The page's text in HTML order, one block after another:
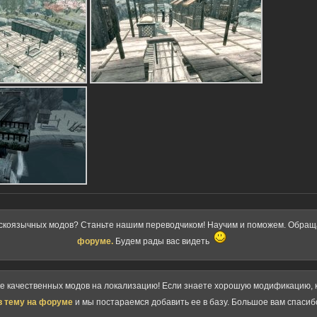
модов? Станьте нашим переводчиком! Научим и поможем.
форуме. Будем рады вас видеть
качественных модов на локализацию! Если знаете хорошую модификацию,
тему на форуме и мы постараемся добавить ее в базу. Большое вам